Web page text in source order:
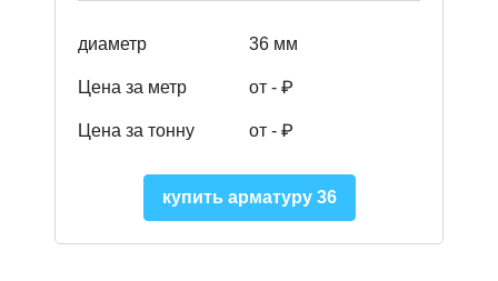
диаметр 36 мм
Цена за метр от - ₽
Цена за тонну от - ₽
купить арматуру 36